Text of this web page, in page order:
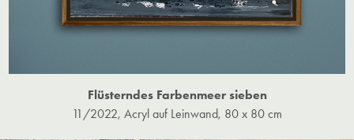
Flüsterndes Farbenmeer sieben
11/2022, Acryl auf Leinwand, 80 x 80 cm​​​​​​​